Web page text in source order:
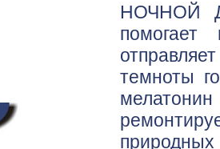
НОЧНОЙ
темноты